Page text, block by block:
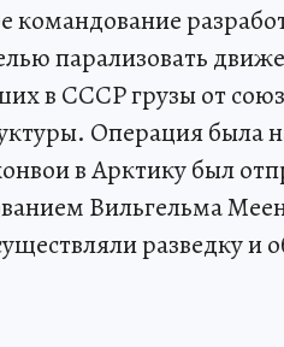
командование
парализовать
в СССР грузы от
Операция была
в Арктику был
Вильгельма
разведку и